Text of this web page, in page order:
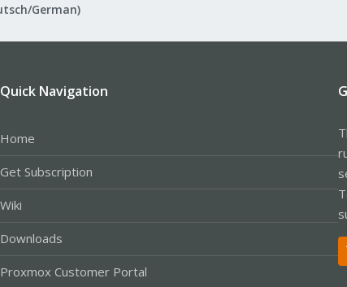
German)
Quick Navigation
Home
Get Subscription
Wiki
Downloads
Proxmox Customer Portal